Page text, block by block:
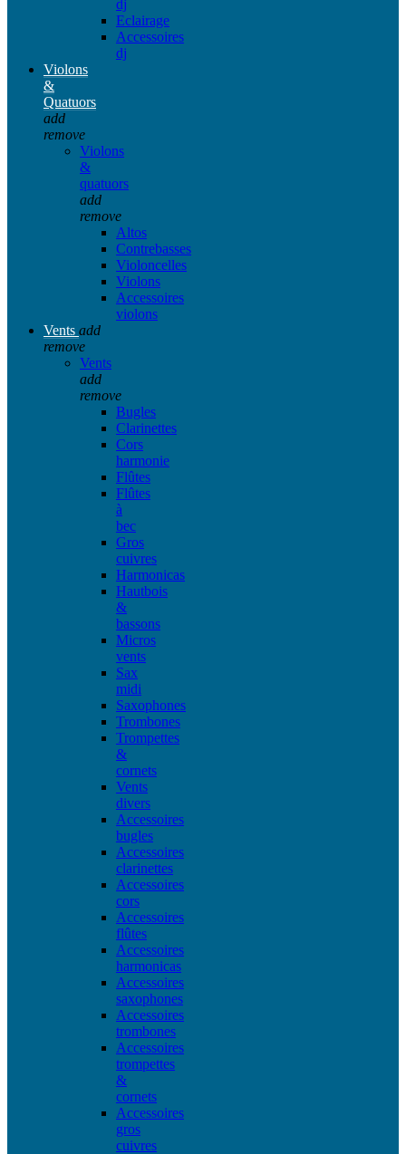
dj
Eclairage
Accessoires
dj
Violons
&
Quatuors
add
remove
Violons
&
quatuors
add
remove
Altos
Contrebasses
Violoncelles
Violons
Accessoires
violons
Vents add
remove
Vents
add
remove
Bugles
Clarinettes
Cors
harmonie
Flûtes
Flûtes
à
bec
Gros
cuivres
Harmonicas
Hautbois
&
bassons
Micros
vents
Sax
midi
Saxophones
Trombones
Trompettes
&
cornets
Vents
divers
Accessoires
bugles
Accessoires
clarinettes
Accessoires
cors
Accessoires
flûtes
Accessoires
harmonicas
Accessoires
saxophones
Accessoires
trombones
Accessoires
trompettes
&
cornets
Accessoires
gros
cuivres